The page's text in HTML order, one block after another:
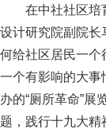
在中社社区培
设计研究院副院长
何给社区居民一个
一个有影响的大事
办的“厕所革命”
题，践行十九大精